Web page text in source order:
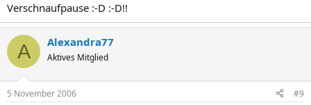
Verschnaufpause :-D :-D!!
A Alexandra77
Aktives Mitglied
5 November 2006 #9